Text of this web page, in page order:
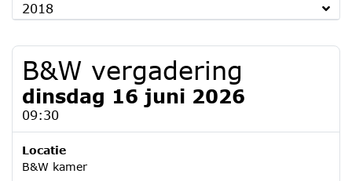
2018
B&W vergadering
dinsdag 16 juni 2026
09:30
Locatie
B&W kamer